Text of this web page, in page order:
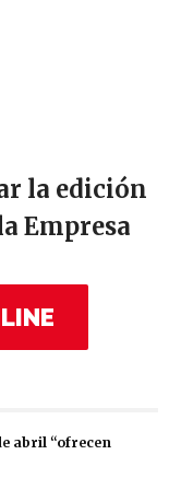
la edición
Empresa
abril “ofrecen